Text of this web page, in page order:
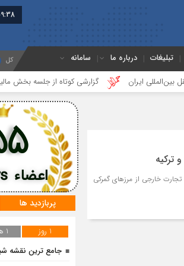
تبلیغات درباره ما سامانه کل
ایران گزارشی کوتاه از جلسه بخش مالیاتی
ترکیه
خارجی از مرزهای گمرکی
اعضاء Members
پربازدید ها
1 روز 1 هفته
جامع ترین نقشه